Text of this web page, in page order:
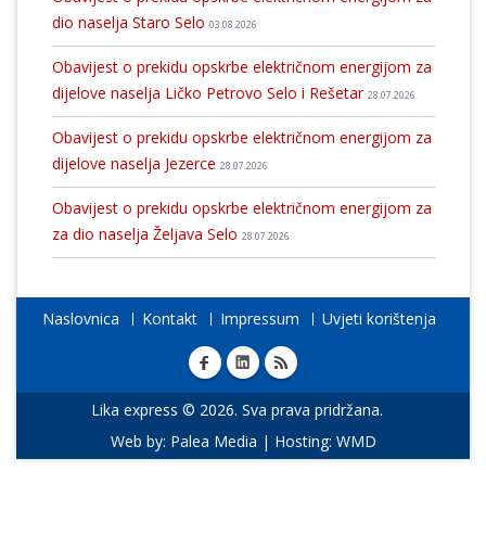
dio naselja Staro Selo 03.08.2026
Obavijest o prekidu opskrbe električnom energijom za
dijelove naselja Ličko Petrovo Selo i Rešetar 28.07.2026
Obavijest o prekidu opskrbe električnom energijom za
dijelove naselja Jezerce 28.07.2026
Obavijest o prekidu opskrbe električnom energijom za
za dio naselja Željava Selo 28.07.2026
Naslovnica Kontakt Impressum Uvjeti korištenja
Lika express © 2026. Sva prava pridržana.
Web by: Palea Media | Hosting: WMD